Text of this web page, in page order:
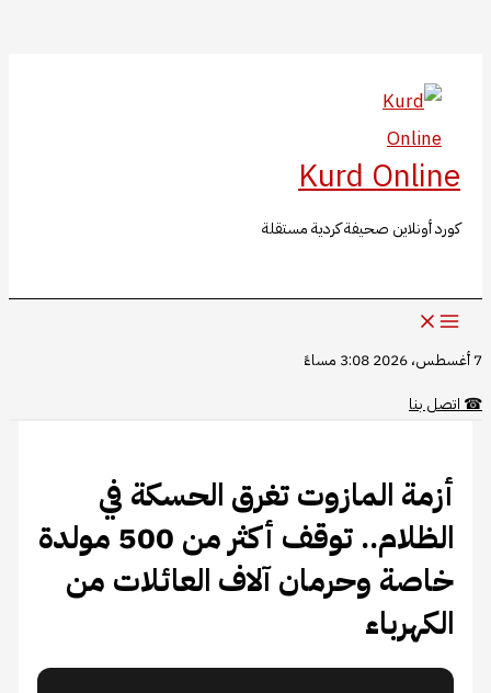
المحتوى
Kurd Online
كورد أونلاين صحيفة كردية مستقلة
7 أغسطس، 2026 3:08 مساءً
☎اتصل بنا
أزمة المازوت تغرق الحسكة في
الظلام.. توقف أكثر من 500 مولدة
خاصة وحرمان آلاف العائلات من
الكهرباء